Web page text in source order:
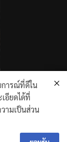
ารณ์ที่ดีใน
อียดได้ที่
ามเป็นส่วน